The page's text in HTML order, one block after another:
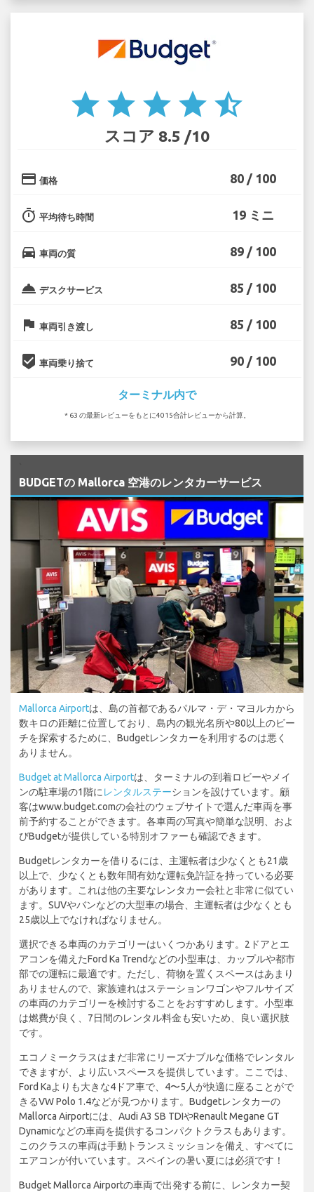
star star star star star_half
スコア 8.5 /10
credit_card 価格 80 / 100
timer 平均待ち時間 19 ミニ
directions_car 車両の質 89 / 100
room_service デスクサービス 85 / 100
flag 車両引き渡し 85 / 100
beenhere 車両乗り捨て 90 / 100
ターミナル内で
* 63 の最新レビューをもとに4015合計レビューから計算。
BUDGETの Mallorca 空港のレンタカーサービス
Mallorca Airportは、島の首都であるパルマ・デ・マヨルカから
数キロの距離に位置しており、島内の観光名所や80以上のビー
チを探索するために、Budgetレンタカーを利用するのは悪く
ありません。
Budget at Mallorca Airportは、ターミナルの到着ロビーやメイ
ンの駐車場の1階に レンタルステーションを設けています。顧
客はwww.budget.comの会社のウェブサイトで選んだ車両を事
前予約することができます。各車両の写真や簡単な説明、およ
びBudgetが提供している特別オファーも確認できます。
Budgetレンタカーを借りるには、主運転者は少なくとも21歳
以上で、少なくとも数年間有効な運転免許証を持っている必要
があります。これは他の主要なレンタカー会社と非常に似てい
ます。SUVやバンなどの大型車の場合、主運転者は少なくとも
25歳以上でなければなりません。
選択できる車両のカテゴリーはいくつかあります。2ドアとエ
アコンを備えたFord Ka Trendなどの小型車は、カップルや都市
部での運転に最適です。ただし、荷物を置くスペースはあまり
ありませんので、家族連れはステーションワゴンやフルサイズ
の車両のカテゴリーを検討することをおすすめします。小型車
は燃費が良く、7日間のレンタル料金も安いため、良い選択肢
です。
エコノミークラスはまだ非常にリーズナブルな価格でレンタル
できますが、より広いスペースを提供しています。ここでは、
Ford Kaよりも大きな4ドア車で、4〜5人が快適に座ることがで
きるVW Polo 1.4などが見つかります。Budgetレンタカーの
Mallorca Airportには、Audi A3 SB TDIやRenault Megane GT
Dynamicなどの車両を提供するコンパクトクラスもあります。
このクラスの車両は手動トランスミッションを備え、すべてに
エアコンが付いています。スペインの暑い夏には必須です！
Budget Mallorca Airportの車両で出発する前に、レンタカー契